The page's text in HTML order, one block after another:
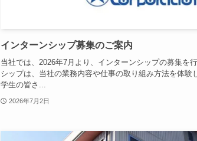
インターンシップ募集のご案内
当社では、2026年7月より、インターンシップの募集を
シップは、当社の業務内容や仕事の取り組み方法を体験
学生の皆さ...
2026年7月2日